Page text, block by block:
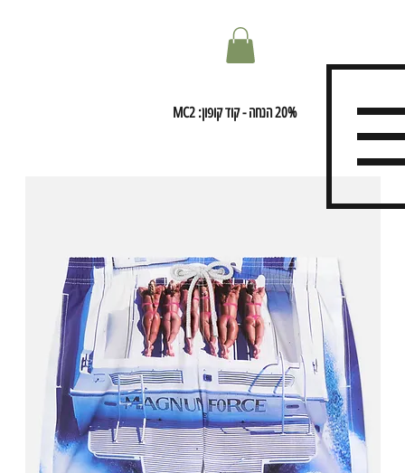
20% הנחה - קוד קופון: MC2